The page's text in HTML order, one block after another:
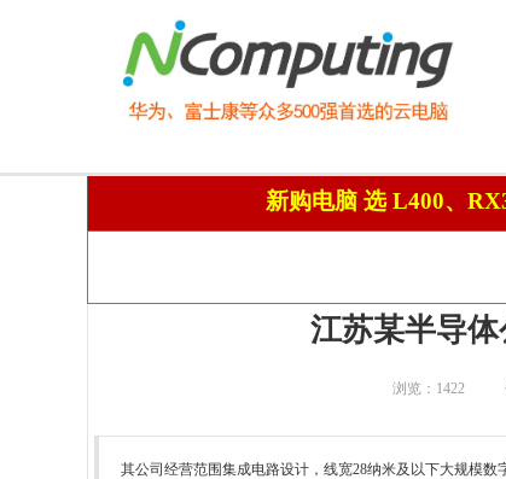
新购电脑 选 L400、
江苏某半导
浏览： 1422
其公司经营范围集成电路设计，线宽28纳米及以下大规模